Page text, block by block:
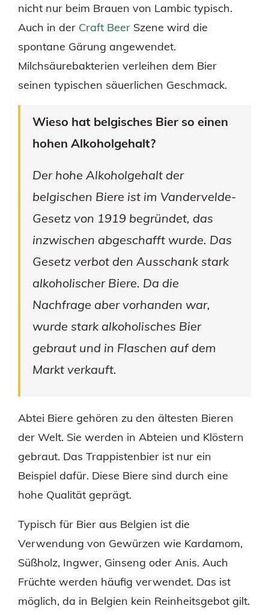
nicht nur beim Brauen von Lambic typisch.
Auch in der Craft Beer Szene wird die
spontane Gärung angewendet.
Milchsäurebakterien verleihen dem Bier
seinen typischen säuerlichen Geschmack.
Wieso hat belgisches Bier so einen
hohen Alkoholgehalt?
Der hohe Alkoholgehalt der
belgischen Biere ist im Vandervelde-
Gesetz von 1919 begründet, das
inzwischen abgeschafft wurde. Das
Gesetz verbot den Ausschank stark
alkoholischer Biere. Da die
Nachfrage aber vorhanden war,
wurde stark alkoholisches Bier
gebraut und in Flaschen auf dem
Markt verkauft.
Abtei Biere gehören zu den ältesten Bieren
der Welt. Sie werden in Abteien und Klöstern
gebraut. Das Trappistenbier ist nur ein
Beispiel dafür. Diese Biere sind durch eine
hohe Qualität geprägt.
Typisch für Bier aus Belgien ist die
Verwendung von Gewürzen wie Kardamom,
Süßholz, Ingwer, Ginseng oder Anis. Auch
Früchte werden häufig verwendet. Das ist
möglich, da in Belgien kein Reinheitsgebot gilt.